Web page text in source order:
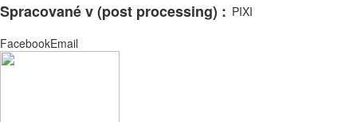
Spracované v (post processing) : PIXI
FacebookEmail